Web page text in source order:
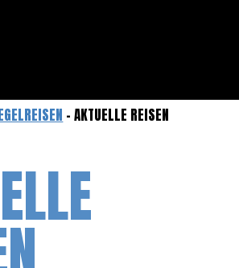
- AKTUELLE REISEN